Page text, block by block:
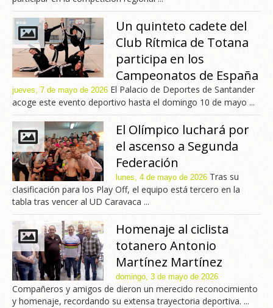
Un quinteto cadete del
Club Rítmica de Totana
participa en los
Campeonatos de España
jueves, 7 de mayo de 2026 El Palacio de Deportes de Santander
acoge este evento deportivo hasta el domingo 10 de mayo ...
El Olímpico luchará por
el ascenso a Segunda
Federación
lunes, 4 de mayo de 2026 Tras su
clasificación para los Play Off, el equipo está tercero en la
tabla tras vencer al UD Caravaca ...
Homenaje al ciclista
totanero Antonio
Martínez Martínez
domingo, 3 de mayo de 2026
Compañeros y amigos de dieron un merecido reconocimiento
y homenaje, recordando su extensa trayectoria deportiva. ...